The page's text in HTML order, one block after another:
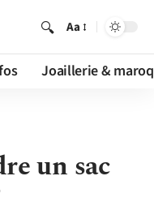
Aa
Joaillerie &
un sac